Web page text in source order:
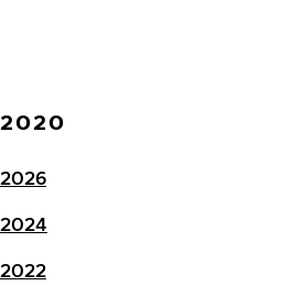
2020
2026
2024
2022